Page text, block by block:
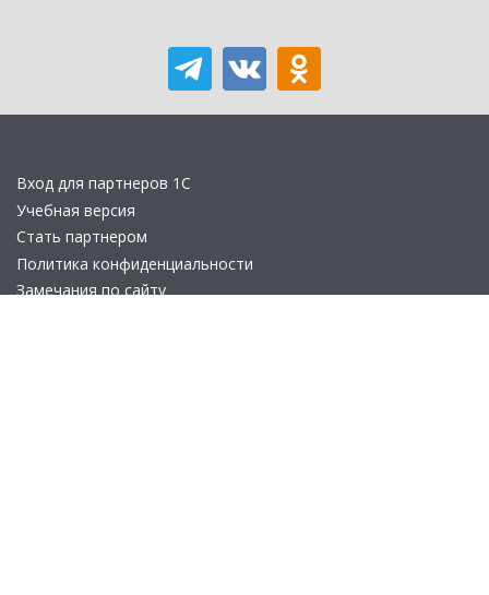
Вход для партнеров 1С
Учебная версия
Стать партнером
Политика конфиденциальности
Замечания по сайту